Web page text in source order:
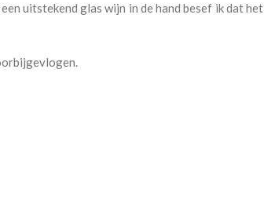
uitstekend glas wijn in de hand besef ik dat het